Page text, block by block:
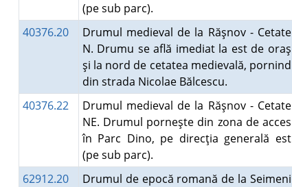
(pe sub parc).
40376.20
Drumul medieval de la Răşnov - Cetate
N. Drumu se află imediat la est de oraş
şi la nord de cetatea medievală, pornind
din strada Nicolae Bălcescu.
40376.22
Drumul medieval de la Răşnov - Cetate
NE. Drumul porneşte din zona de acces
în Parc Dino, pe direcţia generală est
(pe sub parc).
62912.20
Drumul de epocă romană de la Seimeni